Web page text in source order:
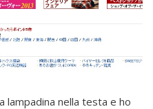
lampadina nella testa e ho